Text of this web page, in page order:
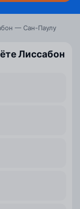
— Сан-Паулу
Лиссабон